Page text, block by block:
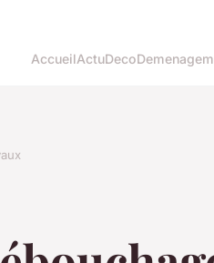
AccueilActuDeco